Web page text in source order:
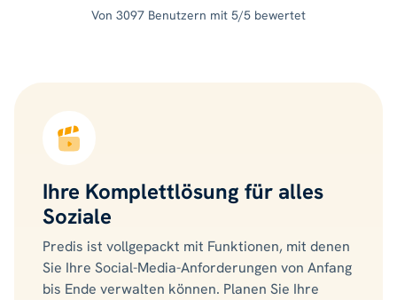
Von 3097 Benutzern mit 5/5 bewertet
Ihre Komplettlösung für alles
Soziale
Predis ist vollgepackt mit Funktionen, mit denen
Sie Ihre Social-Media-Anforderungen von Anfang
bis Ende verwalten können. Planen Sie Ihre